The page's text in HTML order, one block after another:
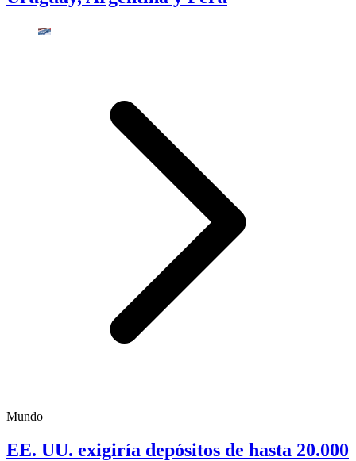
Mundo
EE. UU. exigiría depósitos de hasta 20.000